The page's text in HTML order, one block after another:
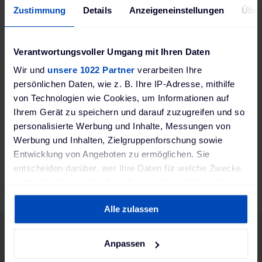
Zustimmung Details Anzeigeneinstellungen
Verantwortungsvoller Umgang mit Ihren Daten
Wir und unsere 1022 Partner verarbeiten Ihre
persönlichen Daten, wie z. B. Ihre IP-Adresse, mithilfe
von Technologien wie Cookies, um Informationen auf
Ihrem Gerät zu speichern und darauf zuzugreifen und so
personalisierte Werbung und Inhalte, Messungen von
Werbung und Inhalten, Zielgruppenforschung sowie
Entwicklung von Angeboten zu ermöglichen. Sie
entscheiden darüber, wer Ihre Daten für welche Zwecke
Cookie-Erklärung oder durch Klicken auf das Privacy
Trigger Symbol ändern oder widerrufen
Wenn Sie es erlauben, würden wir auch gerne:
Alle zulassen
Anpassen
prendre en compte lors de l’achat et de l’installation
Caractéristiques Techniques
Abonnez-vous à notre